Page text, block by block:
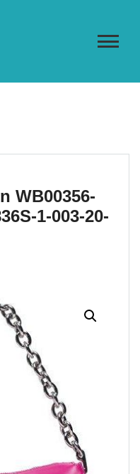
WB00356-
1-003-20-